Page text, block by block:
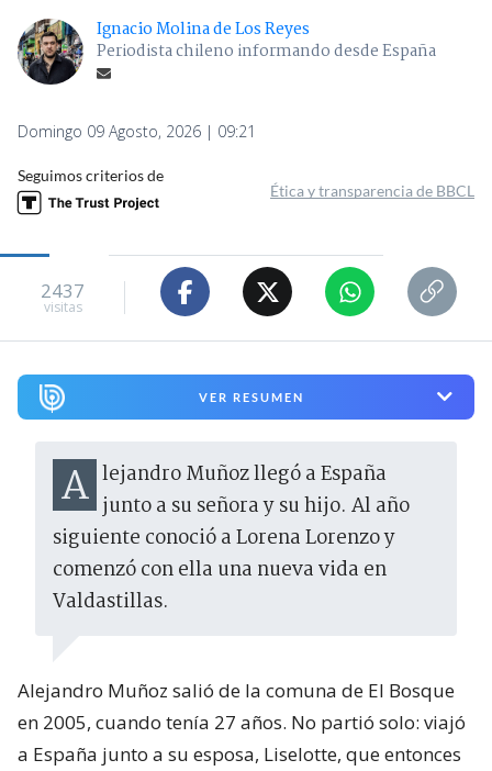
Ignacio Molina de Los Reyes
Periodista chileno informando desde España
Domingo 09 Agosto, 2026 | 09:21
Seguimos criterios de
Ética y transparencia de BBCL
2437
visitas
VER RESUMEN
Alejandro Muñoz llegó a España junto a su señora y su hijo. Al año
siguiente conoció a Lorena Lorenzo y
comenzó con ella una nueva vida en
Valdastillas.
Alejandro Muñoz salió de la comuna de El Bosque
en 2005, cuando tenía 27 años. No partió solo: viajó
a España junto a su esposa, Liselotte, que entonces